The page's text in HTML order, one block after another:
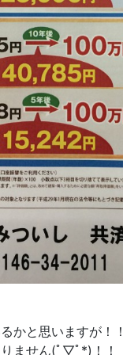
かと思いますが！
ません(ﾟ▽ﾟ*)！！